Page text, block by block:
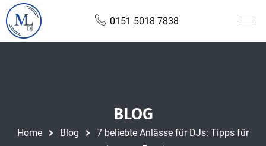
0151 5018 7838
BLOG
Home Blog
7 beliebte Anlässe für DJs: Tipps für